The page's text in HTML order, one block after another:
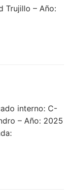
Trujillo – Año:
interno: C-
– Año: 2025